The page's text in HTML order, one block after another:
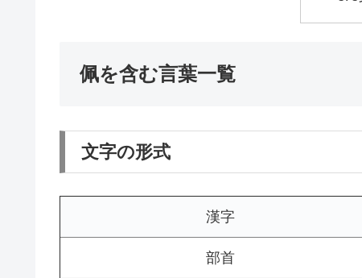
佩を含む言葉一覧
文字の形式
漢字
部首